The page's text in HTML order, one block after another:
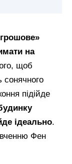
на
щоб
сонячного
підійде
ідеально.
вченню Фен